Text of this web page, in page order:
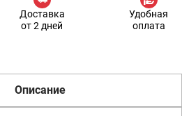
Доставка
от 2 дней
Удобная
оплата
Описание